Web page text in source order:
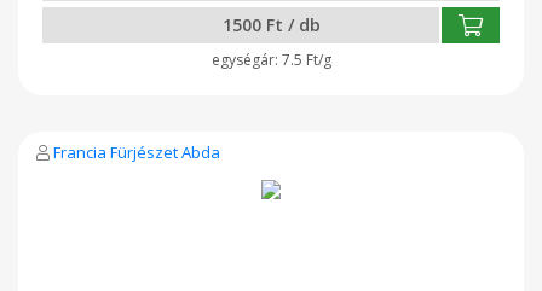
1500 Ft / db
7.5 Ft/g
Francia Fürjészet Abda